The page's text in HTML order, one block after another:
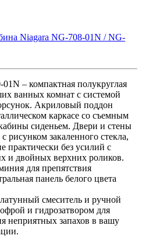
Niagara NG-708-01N / NG-
– компактная полукруглая
ванных комнат с системой
Акриловый поддон
каркасе со съемным
сиденьем. Двери и стены
рисунком закаленного стекла,
практически без усилий с
двойных верхних роликов.
для препятствия
панель белого цвета
смеситель и ручной
и гидрозатвором для
неприятных запахов в вашу